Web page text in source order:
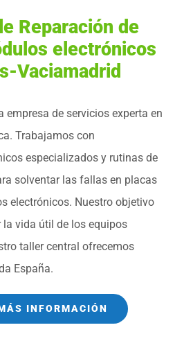
Reparación de
electrónicos
Vaciamadrid
empresa de servicios experta en
Trabajamos con
especializados y rutinas de
solventar las fallas en placas
electrónicos. Nuestro objetivo
vida útil de los equipos
taller central ofrecemos
España.
INFORMACIÓN